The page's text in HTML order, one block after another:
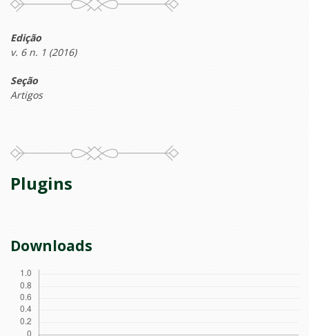
Edição
v. 6 n. 1 (2016)
Seção
Artigos
Plugins
Downloads